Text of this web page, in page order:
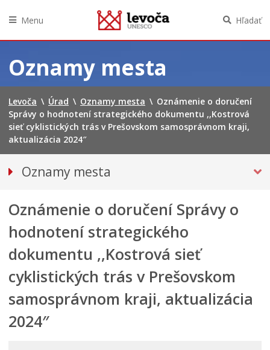
obsah
Menu Hľadať
Oznamy mesta
Levoča \ Úrad \ Oznamy mesta \ Oznámenie o doručení
Správy o hodnotení strategického dokumentu ,,Kostrová
sieť cyklistických trás v Prešovskom samosprávnom kraji,
aktualizácia 2024″
Oznamy mesta
Bezpečnosť
Doprava, údržba komunikácií
Kultúra, šport a propagácia
PRIMÁTOR INFORMUJE
RODINA, ŽIVOT, BÝVANIE
Školstvo
Oznámenie o doručení Správy o
hodnotení strategického
dokumentu ,,Kostrová sieť
cyklistických trás v Prešovskom
samosprávnom kraji, aktualizácia
2024″